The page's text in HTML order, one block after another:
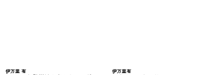
伊万里 有 伊万里有